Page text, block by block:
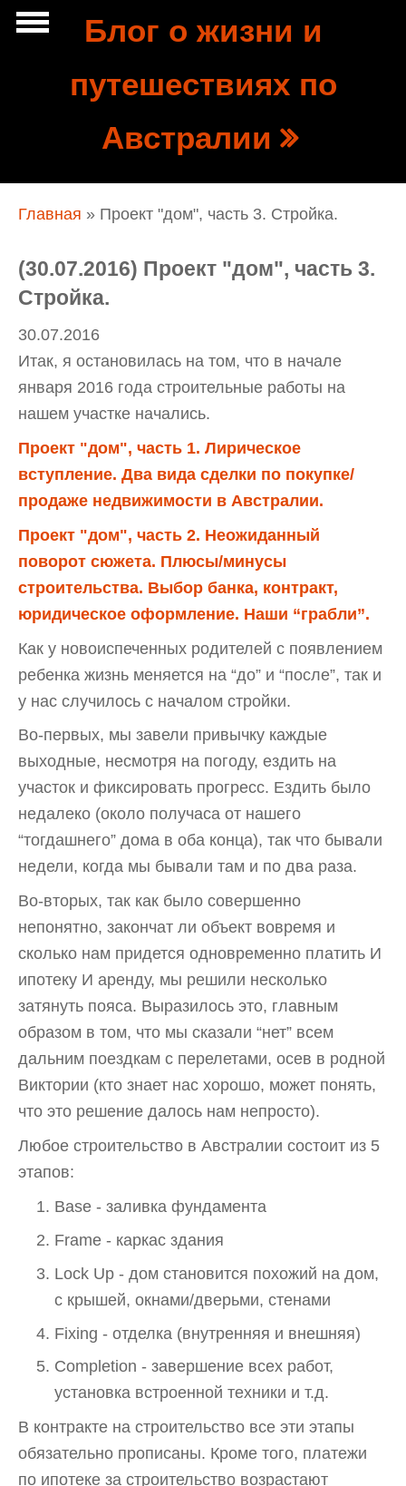
Перейти к основному содержанию
Блог о жизни и
путешествиях по
Австралии
Navigation
Вы здесь
Главная » Проект "дом", часть 3. Стройка.
(30.07.2016) Проект "дом", часть 3.
Стройка.
30.07.2016
Итак, я остановилась на том, что в начале
января 2016 года строительные работы на
нашем участке начались.
Проект "дом", часть 1. Лирическое
вступление. Два вида сделки по покупке/
продаже недвижимости в Австралии.
Проект "дом", часть 2. Неожиданный
поворот сюжета. Плюсы/минусы
строительства. Выбор банка, контракт,
юридическое оформление. Наши “грабли”.
Как у новоиспеченных родителей с появлением
ребенка жизнь меняется на “до” и “после”, так и
у нас случилось с началом стройки.
Во-первых, мы завели привычку каждые
выходные, несмотря на погоду, ездить на
участок и фиксировать прогресс. Ездить было
недалеко (около получаса от нашего
“тогдашнего” дома в оба конца), так что бывали
недели, когда мы бывали там и по два раза.
Во-вторых, так как было совершенно
непонятно, закончат ли объект вовремя и
сколько нам придется одновременно платить И
ипотеку И аренду, мы решили несколько
затянуть пояса. Выразилось это, главным
образом в том, что мы сказали “нет” всем
дальним поездкам с перелетами, осев в родной
Виктории (кто знает нас хорошо, может понять,
что это решение далось нам непросто).
Любое строительство в Австралии состоит из 5
этапов:
Base - заливка фундамента
Frame - каркас здания
Lock Up - дом становится похожий на дом,
с крышей, окнами/дверьми, стенами
Fixing - отделка (внутренняя и внешняя)
Completion - завершение всех работ,
установка встроенной техники и т.д.
В контракте на строительство все эти этапы
обязательно прописаны. Кроме того, платежи
по ипотеке за строительство возрастают